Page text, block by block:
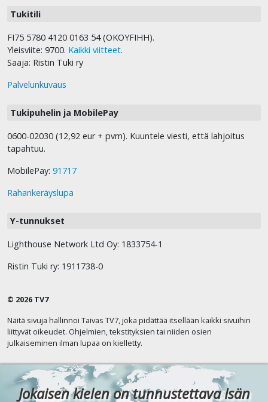
Tukitili
FI75 5780 4120 0163 54 (OKOYFIHH).
Yleisviite: 9700. Kaikki viitteet.
Saaja: Ristin Tuki ry
Palvelunkuvaus
Tukipuhelin ja MobilePay
0600-02030 (12,92 eur + pvm). Kuuntele viesti, että lahjoitus
tapahtuu.
MobilePay: 91717
Rahankeräyslupa
Y-tunnukset
Lighthouse Network Ltd Oy: 1833754-1
Ristin Tuki ry: 1911738-0
© 2026 TV7
Näitä sivuja hallinnoi Taivas TV7, joka pidättää itsellään kaikki sivuihin
liittyvät oikeudet. Ohjelmien, tekstityksien tai niiden osien
julkaiseminen ilman lupaa on kielletty.
Jokaisen kielen on tunnustettava Isän